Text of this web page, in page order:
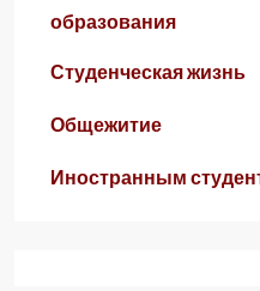
образования
Студенческая жизнь
Общежитие
Иностранным